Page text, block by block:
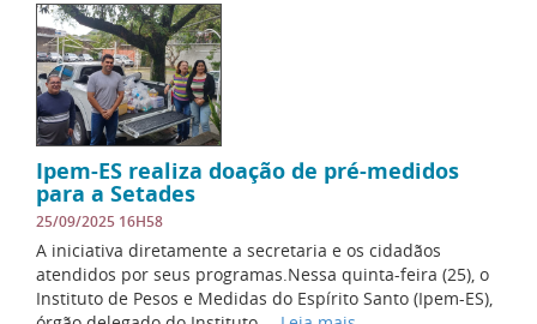
Ipem-ES realiza doação de pré-medidos
para a Setades
25/09/2025 16H58
A iniciativa diretamente a secretaria e os cidadãos
atendidos por seus programas.Nessa quinta-feira (25), o
Instituto de Pesos e Medidas do Espírito Santo (Ipem-ES),